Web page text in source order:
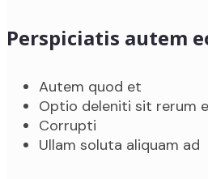
Perspiciatis autem
Autem quod et
Optio deleniti sit rerum
Corrupti
Ullam soluta aliquam ad